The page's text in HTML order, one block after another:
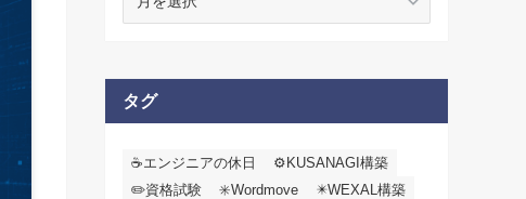
カ
イ
タグ
☕エンジニアの休日
⚙️KUSANAGI構築
✏️資格試験
✳️Wordmove
✴️WEXAL構築